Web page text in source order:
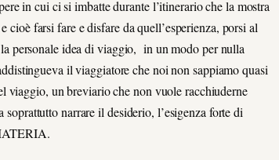
in cui ci si imbatte durante l’itinerario che la mostra
cioè farsi fare e disfare da quell’esperienza, porsi al
personale idea di viaggio, in un modo per nulla
il viaggiatore che noi non sappiamo quasi
viaggio, un breviario che non vuole racchiuderne
narrare il desiderio, l’esigenza forte di